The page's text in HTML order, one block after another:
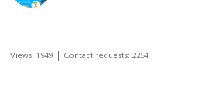
Views: 1949 | Contact requests: 2264